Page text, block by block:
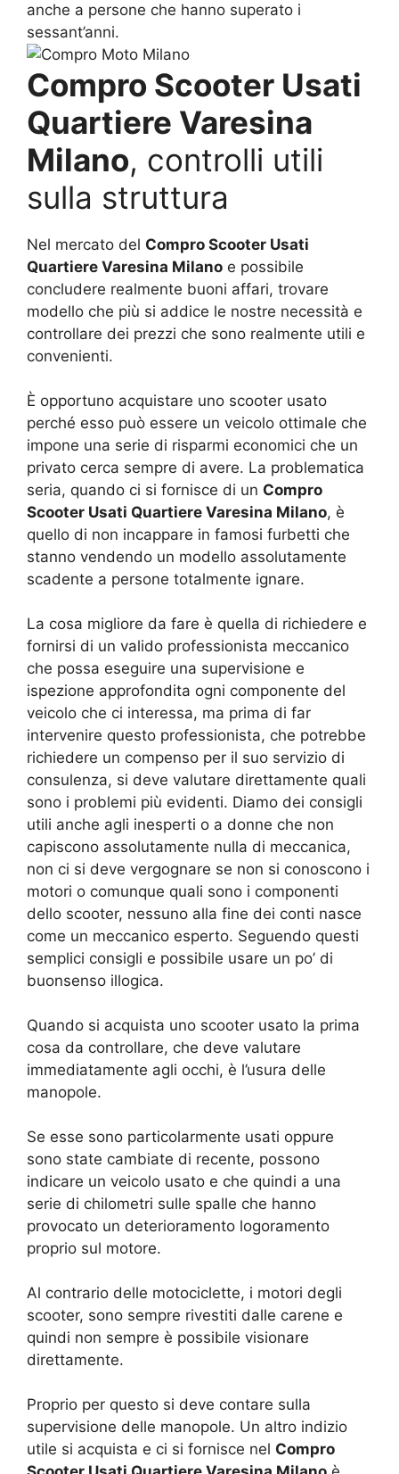
anche a persone che hanno superato i
sessant’anni.
Compro Scooter Usati
Quartiere Varesina
Milano, controlli utili
sulla struttura
Nel mercato del Compro Scooter Usati
Quartiere Varesina Milano e possibile
concludere realmente buoni affari, trovare
modello che più si addice le nostre necessità e
controllare dei prezzi che sono realmente utili e
convenienti.
È opportuno acquistare uno scooter usato
perché esso può essere un veicolo ottimale che
impone una serie di risparmi economici che un
privato cerca sempre di avere. La problematica
seria, quando ci si fornisce di un Compro
Scooter Usati Quartiere Varesina Milano, è
quello di non incappare in famosi furbetti che
stanno vendendo un modello assolutamente
scadente a persone totalmente ignare.
La cosa migliore da fare è quella di richiedere e
fornirsi di un valido professionista meccanico
che possa eseguire una supervisione e
ispezione approfondita ogni componente del
veicolo che ci interessa, ma prima di far
intervenire questo professionista, che potrebbe
richiedere un compenso per il suo servizio di
consulenza, si deve valutare direttamente quali
sono i problemi più evidenti. Diamo dei consigli
utili anche agli inesperti o a donne che non
capiscono assolutamente nulla di meccanica,
non ci si deve vergognare se non si conoscono i
motori o comunque quali sono i componenti
dello scooter, nessuno alla fine dei conti nasce
come un meccanico esperto. Seguendo questi
semplici consigli e possibile usare un po’ di
buonsenso illogica.
Quando si acquista uno scooter usato la prima
cosa da controllare, che deve valutare
immediatamente agli occhi, è l’usura delle
manopole.
Se esse sono particolarmente usati oppure
sono state cambiate di recente, possono
indicare un veicolo usato e che quindi a una
serie di chilometri sulle spalle che hanno
provocato un deterioramento logoramento
proprio sul motore.
Al contrario delle motociclette, i motori degli
scooter, sono sempre rivestiti dalle carene e
quindi non sempre è possibile visionare
direttamente.
Proprio per questo si deve contare sulla
supervisione delle manopole. Un altro indizio
utile si acquista e ci si fornisce nel Compro